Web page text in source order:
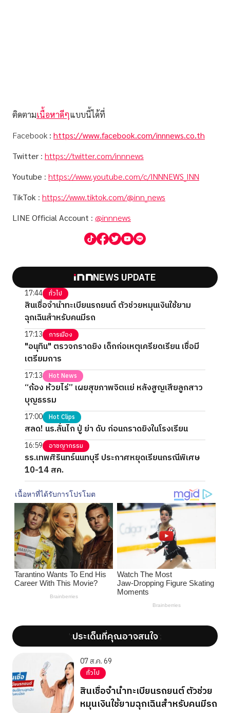
ติดตามเนื้อหาดีๆแบบนี้ได้ที่
Facebook : https://www.facebook.com/innnews.co.th
Twitter : https://twitter.com/innnews
Youtube : https://www.youtube.com/c/INNNEWS_INN
TikTok : https://www.tiktok.com/@inn_news
LINE Official Account : @innnews
NEWS UPDATE
17:44 ทั่วไป
สินเชื่อจำนำทะเบียนรถยนต์ ตัวช่วยหมุนเงินใช้ยาม
ฉุกเฉินสำหรับคนมีรถ
17:13 การเมือง
"อนุทิน" ตรวจกราดยิง เด็กก่อเหตุเครียดเรียน เชื่อมี
เตรียมการ
17:13 Hot News
“ก้อง ห้วยไร่” เผยสุขภาพจิตแย่ หลังสูญเสียลูกสาว
บุญธรรม
17:00 Hot Clips
สลด! นร.ลั่นไก ปู่ ย่า ดับ ก่อนกราดยิงในโรงเรียน
16:59 อาชญากรรม
รร.เทพศิรินทร์นนทบุรี ประกาศหยุดเรียนกรณีพิเศษ
10-14 สค.
';ประเด็นที่คุณอาจสนใจ';
07 ส.ค. 69
ทั่วไป
สินเชื่อจำนำทะเบียนรถยนต์ ตัวช่วย
หมุนเงินใช้ยามฉุกเฉินสำหรับคนมีรถ